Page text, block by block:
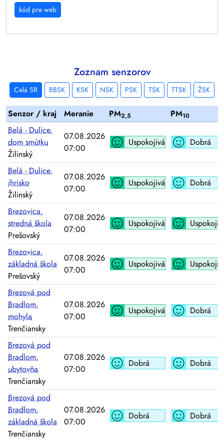
kód pre web
Zoznam senzorov
Celá SR BBSK KSK NSK PSK TSK TTSK ŽSK
Senzor / kraj Meranie PM2,5 PM10
Belá - Dulice,
dom smútku
Žilinský
07.08.2026
07:00
Uspokojivá Dobrá
Belá - Dulice,
ihrisko
Žilinský
07.08.2026
07:00
Uspokojivá Dobrá
Brezovica,
stredná škola
Prešovský
07.08.2026
07:00
Uspokojivá
Brezovica,
základná škola
Prešovský
07.08.2026
07:00
Uspokojivá
Brezová pod
Bradlom,
mohyla
Trenčiansky
07.08.2026
07:00
Uspokojivá Dobrá
Brezová pod
Bradlom,
ubytovňa
Trenčiansky
07.08.2026
07:00
Dobrá Dobrá
Brezová pod
Bradlom,
základná škola
Trenčiansky
07.08.2026
07:00
Dobrá Dobrá